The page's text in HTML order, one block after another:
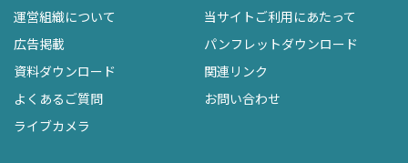
運営組織について
当サイトご利用にあたって
広告掲載
パンフレットダウンロード
資料ダウンロード
関連リンク
よくあるご質問
お問い合わせ
ライブカメラ